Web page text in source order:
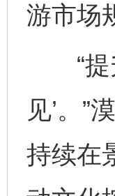
游市场
“提升
见’。”
持续在